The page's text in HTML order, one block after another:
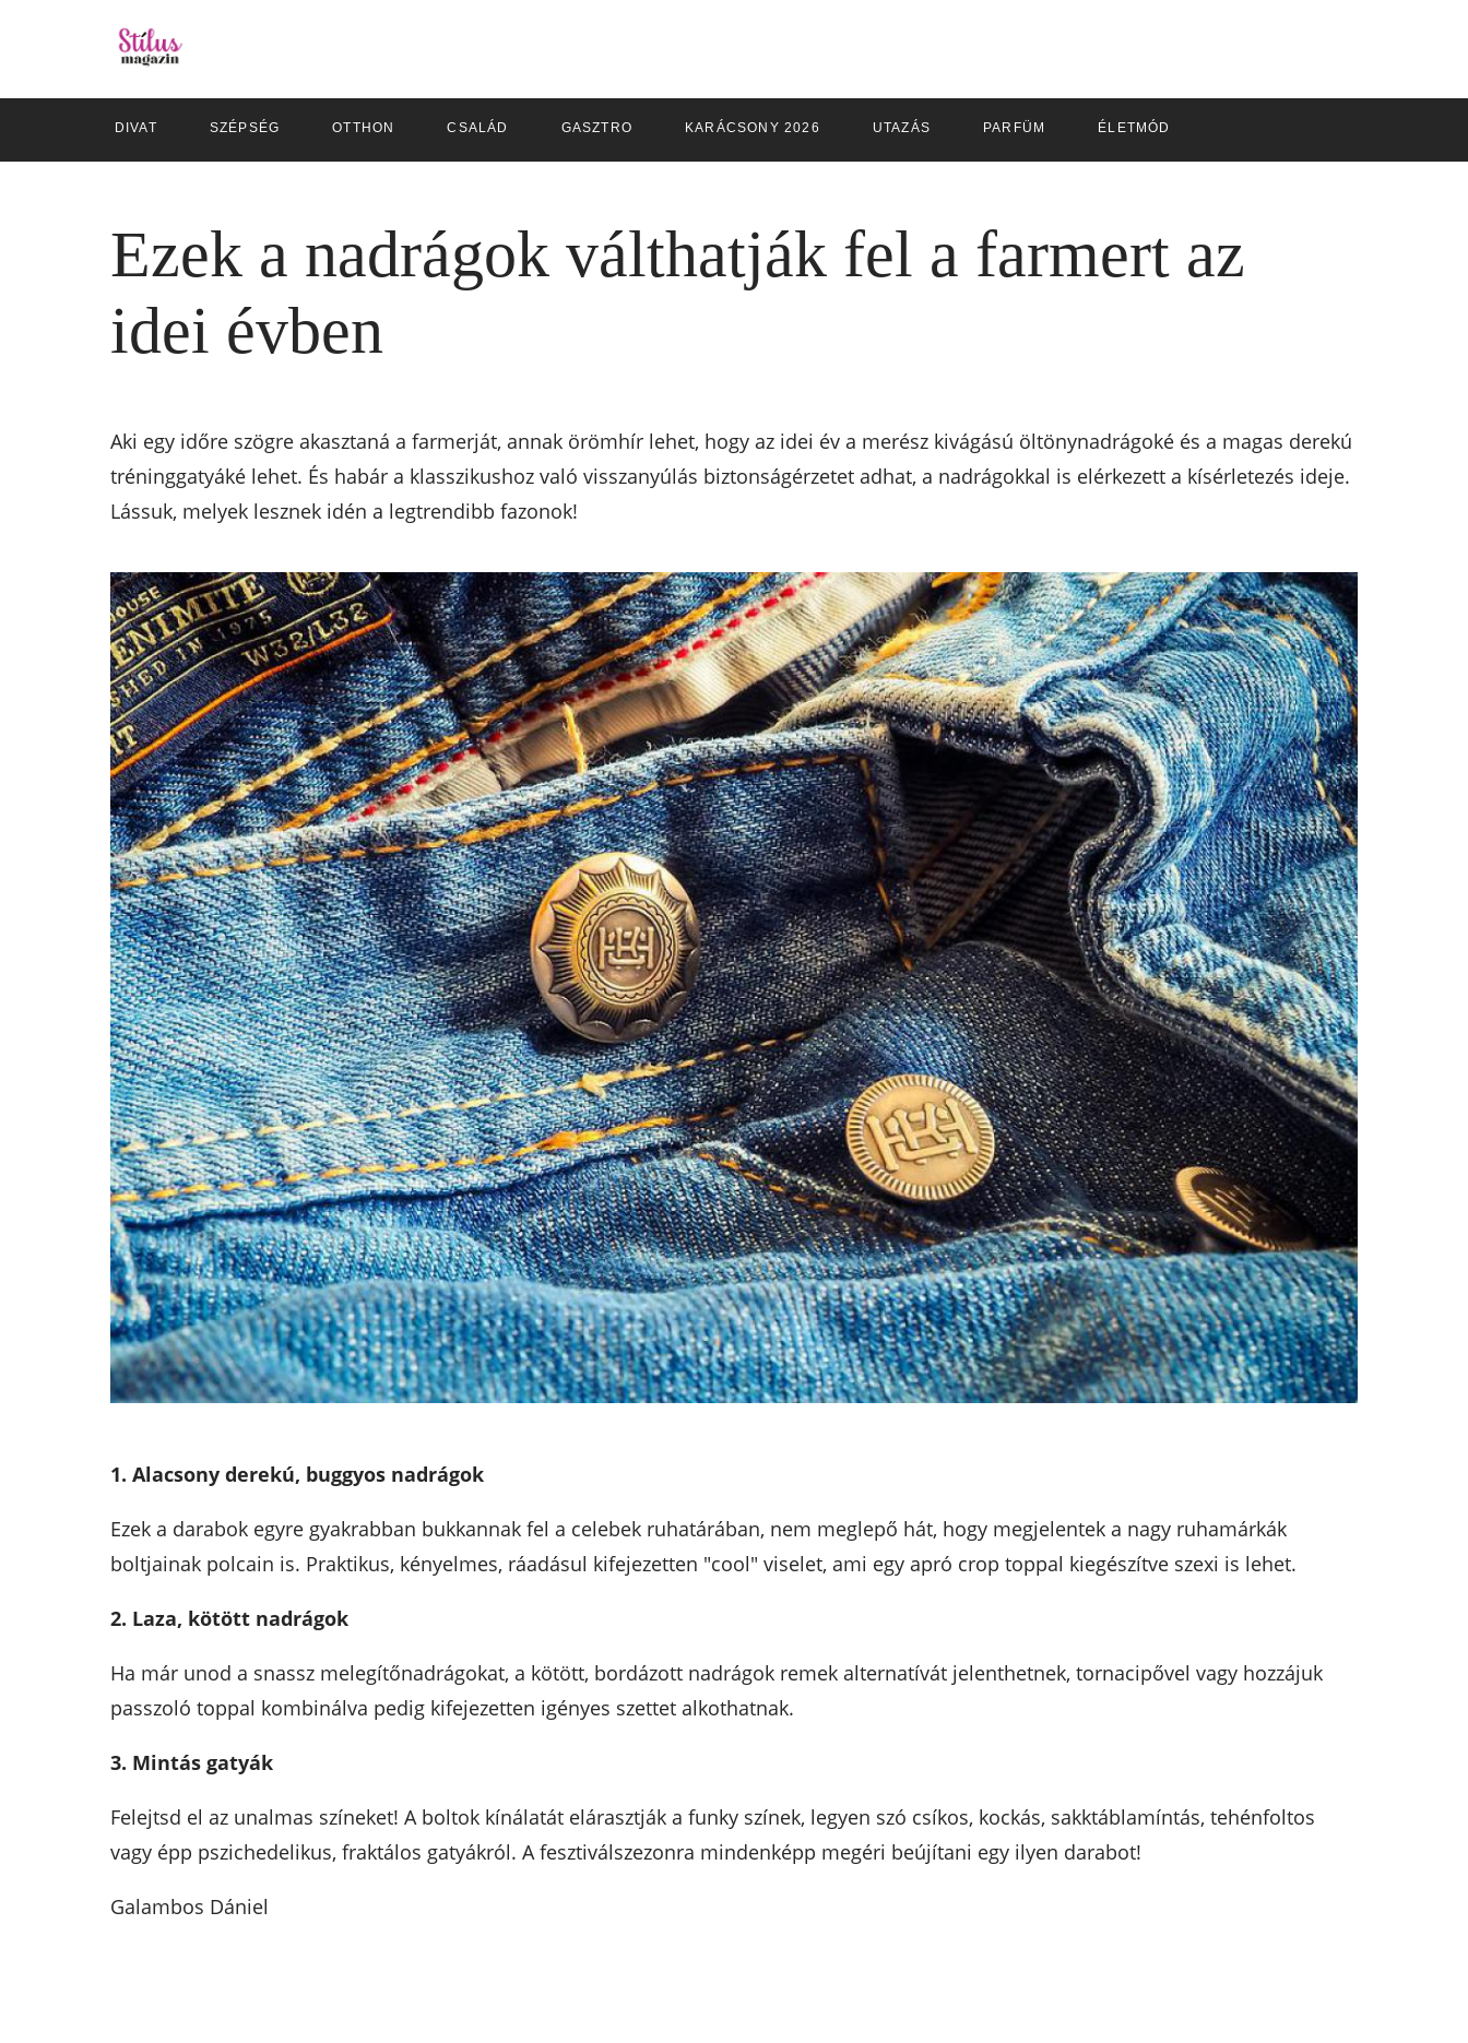
DIVAT SZÉPSÉG OTTHON CSALÁD GASZTRO KARÁCSONY 2026 UTAZÁS PARFÜM ÉLETMÓD
Ezek a nadrágok válthatják fel a farmert az
idei évben
Aki egy időre szögre akasztaná a farmerját, annak örömhír lehet, hogy az idei év a merész kivágású öltönynadrágoké és a magas derekú
tréninggatyáké lehet. És habár a klasszikushoz való visszanyúlás biztonságérzetet adhat, a nadrágokkal is elérkezett a kísérletezés ideje.
Lássuk, melyek lesznek idén a legtrendibb fazonok!
1. Alacsony derekú, buggyos nadrágok
Ezek a darabok egyre gyakrabban bukkannak fel a celebek ruhatárában, nem meglepő hát, hogy megjelentek a nagy ruhamárkák
boltjainak polcain is. Praktikus, kényelmes, ráadásul kifejezetten "cool" viselet, ami egy apró crop toppal kiegészítve szexi is lehet.
2. Laza, kötött nadrágok
Ha már unod a snassz melegítőnadrágokat, a kötött, bordázott nadrágok remek alternatívát jelenthetnek, tornacipővel vagy hozzájuk
passzoló toppal kombinálva pedig kifejezetten igényes szettet alkothatnak.
3. Mintás gatyák
Felejtsd el az unalmas színeket! A boltok kínálatát elárasztják a funky színek, legyen szó csíkos, kockás, sakktáblamíntás, tehénfoltos
vagy épp pszichedelikus, fraktálos gatyákról. A fesztiválszezonra mindenképp megéri beújítani egy ilyen darabot!
Galambos Dániel